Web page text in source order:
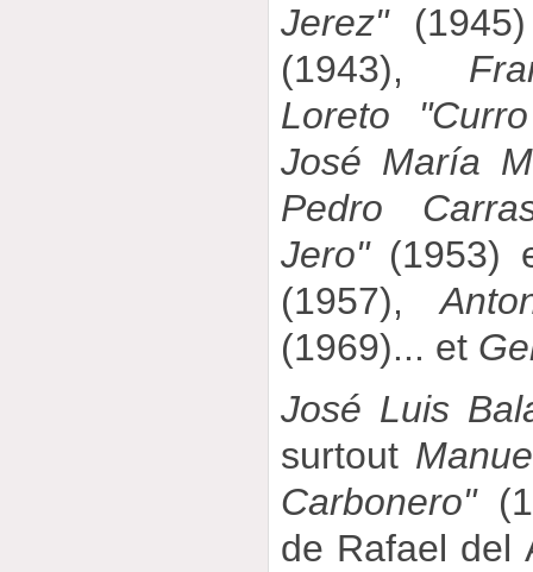
Jerez"
(1943),
Loreto
José María
Pedro
Jero"(1953)
(1957),
(1969)... et
José Luis
surtout
Carbonero"
de Rafael del